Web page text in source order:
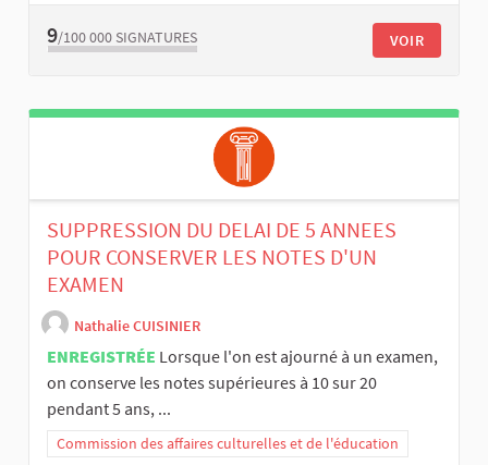
9/100 000 SIGNATURES VOIR
SUPPRESSION DU DELAI DE 5 ANNEES
POUR CONSERVER LES NOTES D'UN
EXAMEN
Nathalie CUISINIER
ENREGISTRÉE Lorsque l'on est ajourné à un examen,
on conserve les notes supérieures à 10 sur 20
pendant 5 ans, ...
Commission des affaires culturelles et de l'éducation